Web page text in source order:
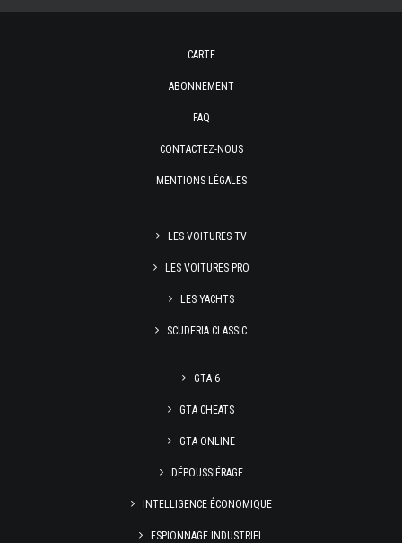
CARTE
ABONNEMENT
FAQ
CONTACTEZ-NOUS
MENTIONS LÉGALES
LES VOITURES TV
LES VOITURES PRO
LES YACHTS
SCUDERIA CLASSIC
GTA 6
GTA CHEATS
GTA ONLINE
DÉPOUSSIÉRAGE
INTELLIGENCE ÉCONOMIQUE
ESPIONNAGE INDUSTRIEL